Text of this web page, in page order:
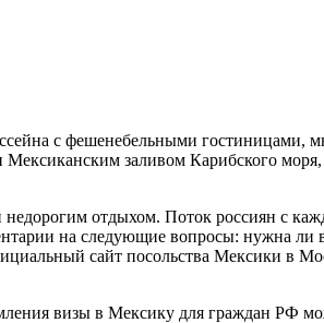
с фешенебельными гостиницами,
заливом Карибского
отдыхом. Поток россиян с
на следующие вопросы: нужна ли
сайт посольства Мексики в
визы в Мексику для граждан РФ